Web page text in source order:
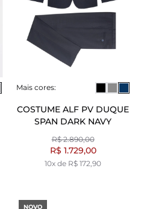
Mais cores:
COSTUME ALF PV DUQUE
SPAN DARK NAVY
R$ 2.890,00
R$ 1.729,00
10x de R$ 172,90
NOVO